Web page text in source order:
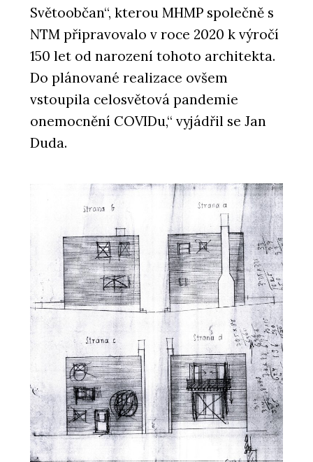
Světoobčan“, kterou MHMP společně s
NTM připravovalo v roce 2020 k výročí
150 let od narození tohoto architekta.
Do plánované realizace ovšem
vstoupila celosvětová pandemie
onemocnění COVIDu,“ vyjádřil se Jan
Duda.